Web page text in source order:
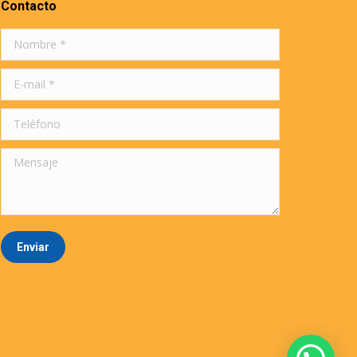
Contacto
Nombre *
E-mail *
Teléfono
Mensaje
Enviar